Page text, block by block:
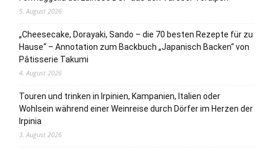
5. August 2026
„Cheesecake, Dorayaki, Sando – die 70 besten Rezepte für zu
Hause“ – Annotation zum Backbuch „Japanisch Backen“ von
Pâtisserie Takumi
4. August 2026
Touren und trinken in Irpinien, Kampanien, Italien oder
Wohlsein während einer Weinreise durch Dörfer im Herzen der
Irpinia
3. August 2026